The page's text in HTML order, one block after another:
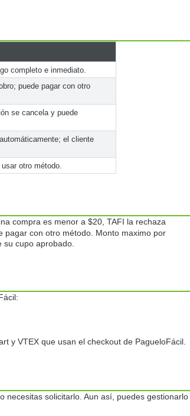
completo e inmediato.
puede pagar con otro
se cancela y puede
el cliente
otro método.
compra es menor a $20, TAFI la rechaza
pagar con otro método. Monto maximo por
su cupo aprobado.
y VTEX que usan el checkout de PagueloFácil.
necesitas solicitarlo. Aun así, puedes gestionarlo